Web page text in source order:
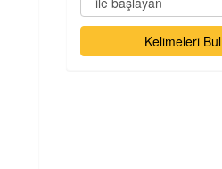
Kelimeleri Bul